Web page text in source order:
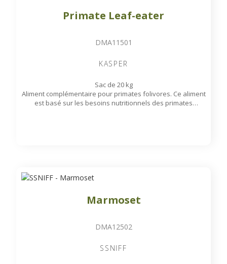
Primate Leaf-eater
DMA11501
KASPER
Sac de 20 kg
Aliment complémentaire pour primates folivores. Ce aliment
est basé sur les besoins nutritionnels des primates
Marmoset
DMA12502
SSNIFF